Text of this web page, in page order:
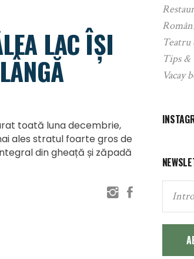
LAC ÎȘI
toată luna decembrie,
ales stratul foarte gros de
din gheață și zăpadă
Tips &
Vacay